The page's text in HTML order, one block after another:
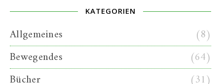
KATEGORIEN
Allgemeines
(8)
Bewegendes
(64)
Bücher
(31)